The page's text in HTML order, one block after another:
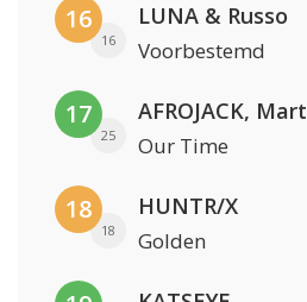
16
16
LUNA & Russo
Voorbestemd
17
25 Our Time
18
18
HUNTR/X
Golden